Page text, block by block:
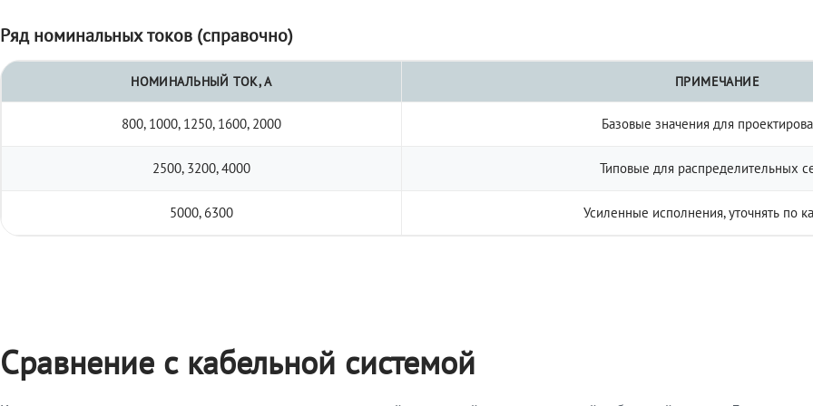
Ряд номинальных токов (справочно)
НОМИНАЛЬНЫЙ ТОК, А ПРИМЕЧАНИЕ
800, 1000, 1250, 1600, 2000 Базовые значения для
2500, 3200, 4000 Типовые для распределительных
5000, 6300 Усиленные исполнения, уточнять по
Сравнение с кабельной системой